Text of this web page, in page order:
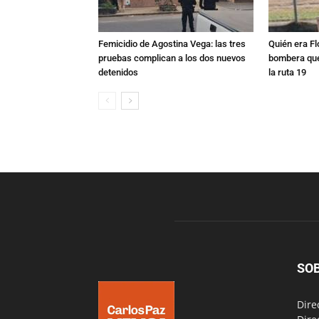
Femicidio de Agostina Vega: las tres
pruebas complican a los dos nuevos
detenidos
Quién era
bombera
la ruta 19